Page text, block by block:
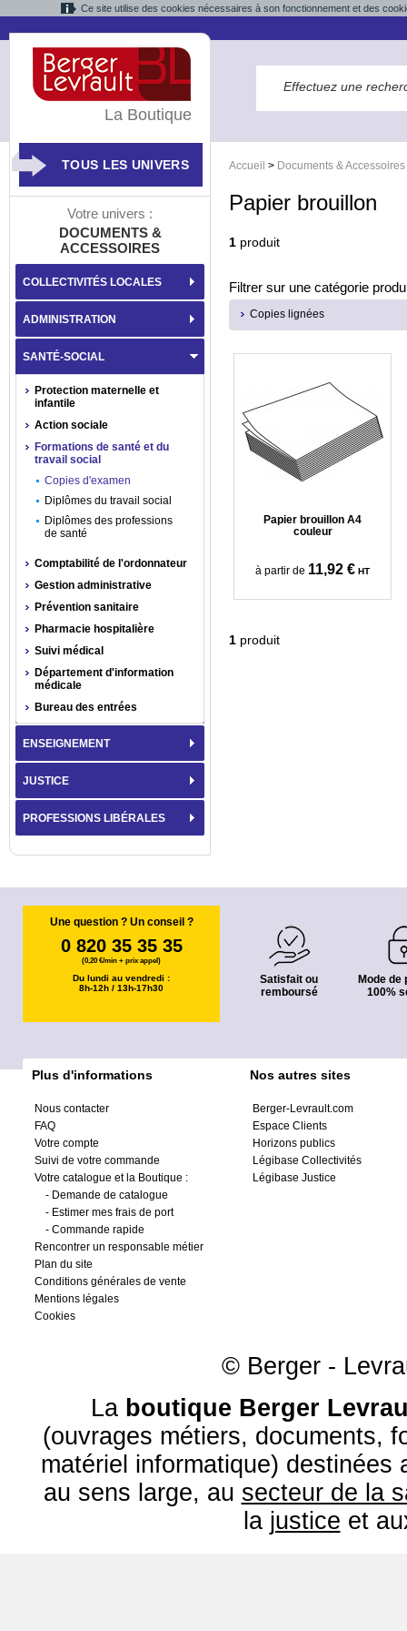
Ce site utilise des cookies nécessaires à son fonctionnement et des
Accueil > Documents & Accessoires
Papier brouillon
1 produit
Filtrer sur une catégorie
Copies lignées
Papier brouillon A4
couleur
à partir de 11,92 € HT
1 produit
La Boutique
TOUS LES UNIVERS
Votre univers :
DOCUMENTS &
ACCESSOIRES
COLLECTIVITÉS LOCALES
ADMINISTRATION
SANTÉ-SOCIAL
Protection maternelle et
infantile
Action sociale
Formations de santé et du
travail social
Copies d'examen
Diplômes du travail social
Diplômes des professions
de santé
Comptabilité de l'ordonnateur
Gestion administrative
Prévention sanitaire
Pharmacie hospitalière
Suivi médical
Département d'information
médicale
Bureau des entrées
ENSEIGNEMENT
JUSTICE
PROFESSIONS LIBÉRALES
Une question ? Un conseil ?
0 820 35 35 35
(0,20 €/min + prix appel)
Du lundi au vendredi :
8h-12h / 13h-17h30
Satisfait ou
remboursé
Mode de
100%
Plus d'informations
Nous contacter
FAQ
Votre compte
Suivi de votre commande
Votre catalogue et la Boutique :
- Demande de catalogue
- Estimer mes frais de port
- Commande rapide
Rencontrer un responsable métier
Plan du site
Conditions générales de vente
Mentions légales
Cookies
Nos autres sites
Berger-Levrault.com
Espace Clients
Horizons publics
Légibase Collectivités
Légibase Justice
© Berger -
La boutique Berger
(ouvrages métiers, documents,
matériel informatique) destinées
au sens large, au secteur de la
la justice et